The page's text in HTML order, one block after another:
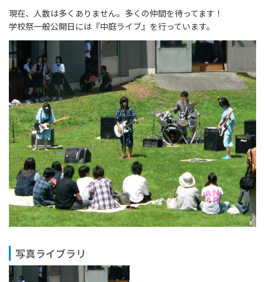
現在、人数は多くありません。多くの仲間を待ってます！
学校祭一般公開日には『中庭ライブ』を行っています。
写真ライブラリ